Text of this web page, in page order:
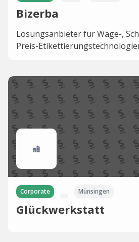
Bizerba
Lösungsanbieter für Wäge-,
Preis-
Corporate Münsingen
Glückwerkstatt